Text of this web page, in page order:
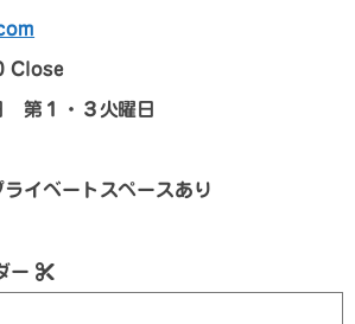
Close
第１・３火曜日
イベートスペースあり
ー